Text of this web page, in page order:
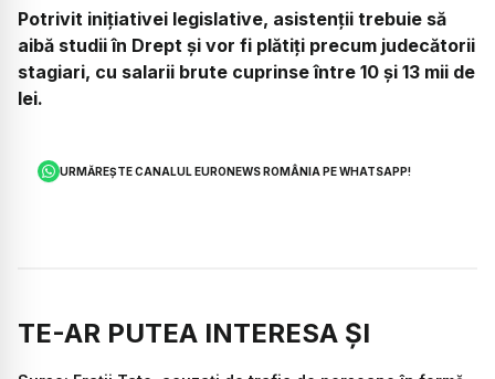
Potrivit inițiativei legislative, asistenții trebuie să
aibă studii în Drept și vor fi plătiți precum judecătorii
stagiari, cu salarii brute cuprinse între 10 și 13 mii de
lei.
URMĂREȘTE CANALUL EURONEWS ROMÂNIA PE WHATSAPP!
TE-AR PUTEA INTERESA ȘI